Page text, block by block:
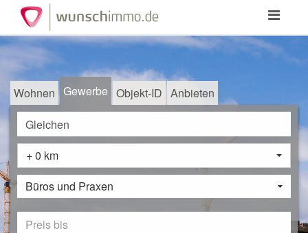
Toggle
Wohnen Gewerbe Objekt-ID Anbieten
+ 0 km
Büros und Praxen